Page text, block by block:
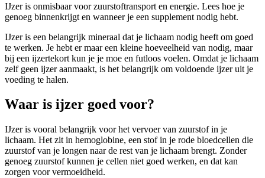
IJzer is onmisbaar voor zuurstoftransport en energie. Lees hoe je
genoeg binnenkrijgt en wanneer je een supplement nodig hebt.
IJzer is een belangrijk mineraal dat je lichaam nodig heeft om goed
te werken. Je hebt er maar een kleine hoeveelheid van nodig, maar
bij een ijzertekort kun je je moe en futloos voelen. Omdat je lichaam
zelf geen ijzer aanmaakt, is het belangrijk om voldoende ijzer uit je
voeding te halen.
Waar is ijzer goed voor?
IJzer is vooral belangrijk voor het vervoer van zuurstof in je
lichaam. Het zit in hemoglobine, een stof in je rode bloedcellen die
zuurstof van je longen naar de rest van je lichaam brengt. Zonder
genoeg zuurstof kunnen je cellen niet goed werken, en dat kan
zorgen voor vermoeidheid.